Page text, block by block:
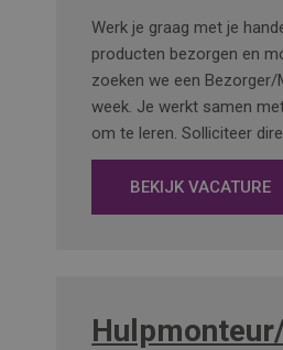
Werk je graag met je
producten bezorgen en
zoeken we een
week. Je werkt samen
om te leren. Solliciteer
BEKIJK VACATURE